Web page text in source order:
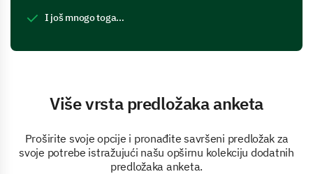
I još mnogo toga…
Više vrsta predložaka anketa
Proširite svoje opcije i pronađite savršeni predložak za
svoje potrebe istražujući našu opširnu kolekciju dodatnih
predložaka anketa.